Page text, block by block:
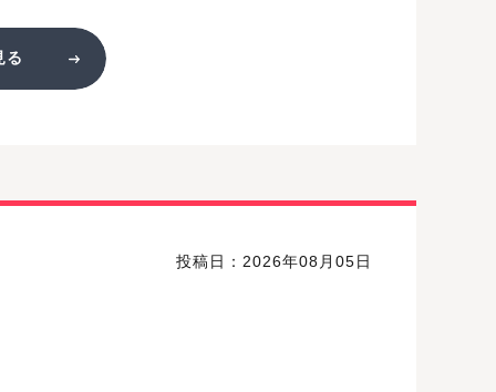
る
投稿日：2026年08月05日